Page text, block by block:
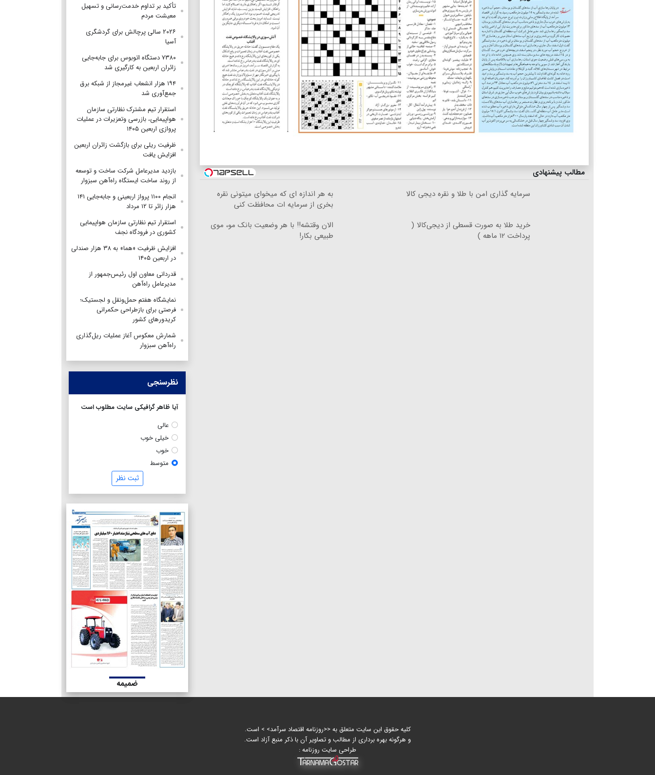
مطالب پیشنهادی
سرمایه گذاری امن با طلا و نقره دیجی کالا
به هر اندازه ای که میخوای میتونی نقره
بخری از سرمایه ات محافظت کنی
خرید طلا به صورت قسطی از دیجی‌کالا (
پرداخت ۱۲ ماهه )
الان وقتشه‼️ با هر وضعیت بانک مو، موی
طبیعی بکار!
تأکید بر تداوم خدمت‌رسانی و تسهیل
معیشت مردم
۲۰۲۶ سالی پرچالش برای گردشگری
آسیا
۷۳۸۰ دستگاه اتوبوس برای جابه‌جایی
زائران اربعین به‌ کارگیری شد
۱۹۴ هزار انشعاب غیرمجاز از شبکه برق
جمع‌آوری شد
استقرار تیم مشترک نظارتی سازمان
هواپیمایی، بازرسی وتعزیرات در عملیات
پروازی اربعین ۱۴۰۵
ظرفیت ریلی برای بازگشت زائران اربعین
افزایش یافت
بازدید مدیرعامل شرکت ساخت و توسعه
از روند ساخت ایستگاه راه‌آهن سبزوار
انجام ۱۱۰۰ پرواز اربعینی و جابه‌جایی ۱۴۱
هزار زائر تا ۱۲ مرداد
استقرار تیم‌ نظارتی سازمان هواپیمایی
کشوری در فرودگاه نجف
افزایش ظرفیت «هما» به ۳۸ هزار صندلی
در اربعین ۱۴۰۵
قدردانی معاون اول رئیس‌جمهور از
مدیرعامل راه‌آهن
نمایشگاه هفتم حمل‌ونقل و لجستیک؛
فرصتی برای بازطراحی حکمرانی
کریدورهای کشور
شمارش معکوس آغاز عملیات ریل‌گذاری
راه‌آهن سبزوار
نظرسنجی
آیا ظاهر گرافیکی سایت مطلوب است
عالی
خیلی خوب
خوب
متوسط
ثبت نظر
ضمیمه
کلیه حقوق این سایت متعلق به <<روزنامه اقتصاد سرآمد> > است.
و هرگونه بهره برداری از مطالب و تصاویر آن با ذکر منبع آزاد است.
طراحی سایت روزنامه :